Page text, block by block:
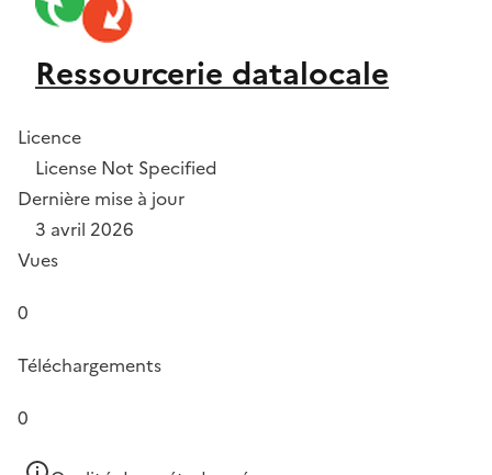
Ressourcerie datalocale
Licence
License Not Specified
Dernière mise à jour
3 avril 2026
Vues
0
Téléchargements
0